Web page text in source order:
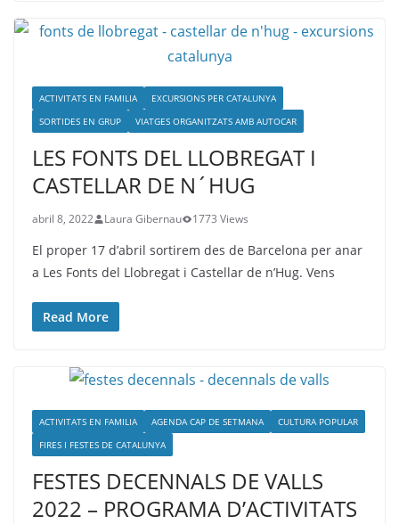
ACTIVITATS EN FAMILIA
EXCURSIONS PER CATALUNYA
SORTIDES EN GRUP
VIATGES ORGANITZATS AMB AUTOCAR
LES FONTS DEL LLOBREGAT I
CASTELLAR DE N´HUG
abril 8, 2022 Laura Gibernau 1773 Views
El proper 17 d’abril sortirem des de Barcelona per anar
a Les Fonts del Llobregat i Castellar de n’Hug. Vens
Read More
ACTIVITATS EN FAMILIA AGENDA CAP DE SETMANA
CULTURA POPULAR
FIRES I FESTES DE CATALUNYA
FESTES DECENNALS DE VALLS
2022 – PROGRAMA D’ACTIVITATS